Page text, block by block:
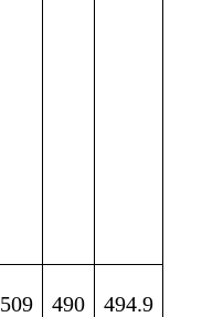
509 490 494.9